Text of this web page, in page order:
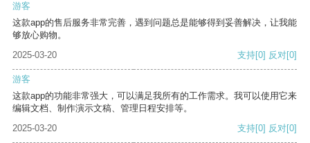
游客
这款app的售后服务非常完善，遇到问题总是能够得到妥善解决，让我能
够放心购物。
2025-03-20
支持[0] 反对[0]
游客
这款app的功能非常强大，可以满足我所有的工作需求。我可以使用它来
编辑文档、制作演示文稿、管理日程安排等。
2025-03-20
支持[0] 反对[0]